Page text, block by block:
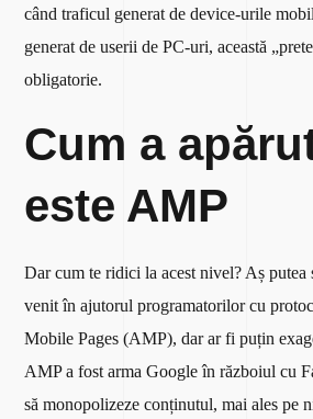
când traficul generat de device-urile
generat de userii de PC-uri, această
obligatorie.
Cum a
este AMP
Dar cum te ridici la acest nivel? Aș putea
venit în ajutorul programatorilor cu
Mobile Pages (AMP), dar ar fi puțin
AMP a fost arma Google în războiul cu
să monopolizeze conținutul, mai ales pe